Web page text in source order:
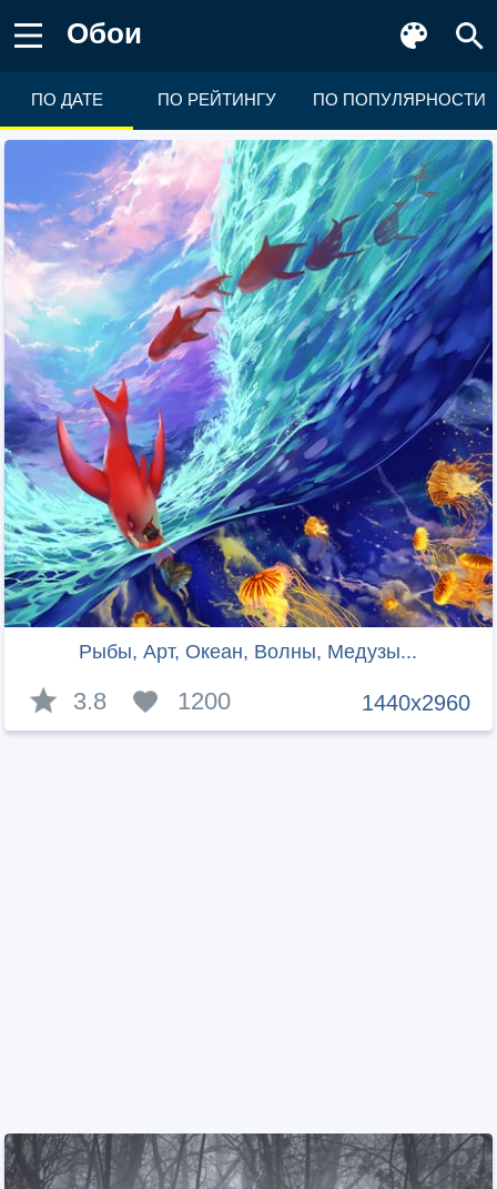
Обои
ПО ДАТЕ ПО РЕЙТИНГУ ПО ПОПУЛЯРНОСТИ
Рыбы, Арт, Океан, Волны, Медузы...
1440x2960
3.8 1200